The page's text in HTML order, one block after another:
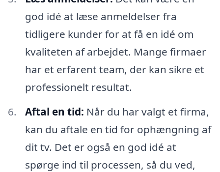
god idé at læse anmeldelser fra
tidligere kunder for at få en idé om
kvaliteten af arbejdet. Mange firmaer
har et erfarent team, der kan sikre et
professionelt resultat.
Aftal en tid: Når du har valgt et firma,
kan du aftale en tid for ophængning af
dit tv. Det er også en god idé at
spørge ind til processen, så du ved,